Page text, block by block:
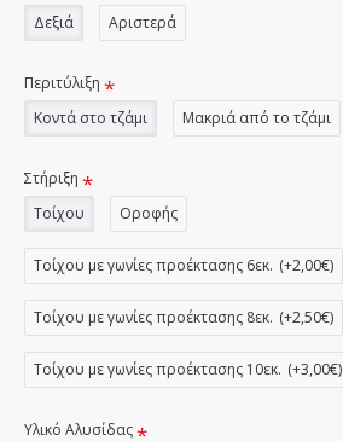
Δεξιά
Αριστερά
Περιτύλιξη
Κοντά στο τζάμι
Μακριά από το τζάμι
Στήριξη
Τοίχου
Οροφής
Τοίχου με γωνίες προέκτασης 6εκ. (+2,00€)
Τοίχου με γωνίες προέκτασης 8εκ. (+2,50€)
Τοίχου με γωνίες προέκτασης 10εκ. (+3,00€)
Υλικό Αλυσίδας